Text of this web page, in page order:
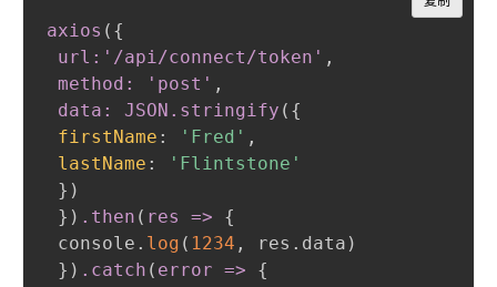
axios ( {
url:'/api/connect/token' ,
method: 'post' ,
data: JSON .stringify ( {
firstName : 'Fred' ,
lastName :
'Flintstone'
} )
} ) .then ( res =>
{
console. log ( 1234 , res.data )
} ) .catch ( error =>
{